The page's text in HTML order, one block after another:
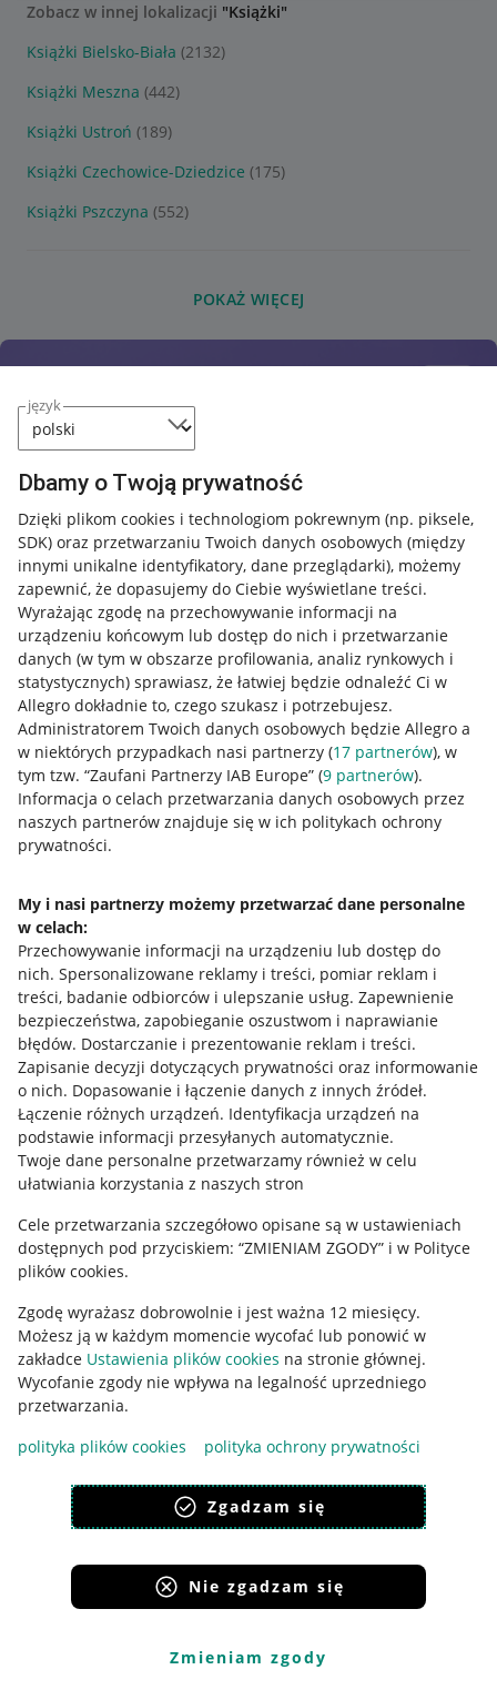
język
Dbamy o Twoją prywatność
Dzięki plikom cookies i technologiom pokrewnym (np. piksele,
SDK) oraz przetwarzaniu Twoich danych osobowych (między
innymi unikalne identyfikatory, dane przeglądarki), możemy
zapewnić, że dopasujemy do Ciebie wyświetlane treści.
Wyrażając zgodę na przechowywanie informacji na
urządzeniu końcowym lub dostęp do nich i przetwarzanie
danych (w tym w obszarze profilowania, analiz rynkowych i
statystycznych) sprawiasz, że łatwiej będzie odnaleźć Ci w
Allegro dokładnie to, czego szukasz i potrzebujesz.
Administratorem Twoich danych osobowych będzie Allegro a
w niektórych przypadkach nasi partnerzy (17 partnerów), w
tym tzw. “Zaufani Partnerzy IAB Europe” (9 partnerów).
Informacja o celach przetwarzania danych osobowych przez
naszych partnerów znajduje się w ich politykach ochrony
prywatności.
My i nasi partnerzy możemy przetwarzać dane personalne
w celach:
Przechowywanie informacji na urządzeniu lub dostęp do
nich. Spersonalizowane reklamy i treści, pomiar reklam i
treści, badanie odbiorców i ulepszanie usług. Zapewnienie
bezpieczeństwa, zapobieganie oszustwom i naprawianie
błędów. Dostarczanie i prezentowanie reklam i treści.
Zapisanie decyzji dotyczących prywatności oraz informowanie
o nich. Dopasowanie i łączenie danych z innych źródeł.
Łączenie różnych urządzeń. Identyfikacja urządzeń na
podstawie informacji przesyłanych automatycznie.
Twoje dane personalne przetwarzamy również w celu
ułatwiania korzystania z naszych stron
Cele przetwarzania szczegółowo opisane są w ustawieniach
dostępnych pod przyciskiem: “ZMIENIAM ZGODY” i w Polityce
plików cookies.
Zgodę wyrażasz dobrowolnie i jest ważna 12 miesięcy.
Możesz ją w każdym momencie wycofać lub ponowić w
zakładce Ustawienia plików cookies na stronie głównej.
Wycofanie zgody nie wpływa na legalność uprzedniego
przetwarzania.
polityka plików cookies
polityka ochrony prywatności
Zgadzam się
Nie zgadzam się
Zmieniam zgody
Zobacz w innej lokalizacji "Książki"
Książki Bielsko-Biała (2132)
Książki Meszna (442)
Książki Ustroń (189)
Książki Czechowice-Dziedzice (175)
Książki Pszczyna (552)
POKAŻ WIĘCEJ
Przydatne informacje
Jak to działa
Allegro Gadane dla sprzedających
Allegro Gadane dla kupujących
Mapa miejscowości
Informacje prawne
Regulamin
Polityka plików "cookies"
Ustawienia plików "cookies"
Udostępnianie lokalizacji
Informacje dla Aktu o Usługach Cyfrowych
Pobierz aplikację
Korzystanie z serwisu oznacza akceptacjęregulaminu